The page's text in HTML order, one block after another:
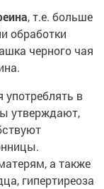
, т.е. больше
обработки
черного чая
употреблять в
утверждают,
а также
гипертиреоза